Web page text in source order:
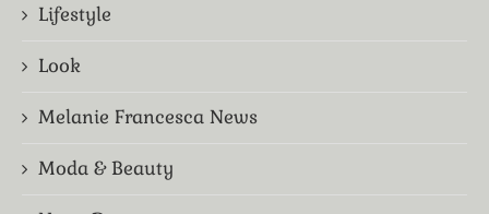
Lifestyle
Look
Melanie Francesca News
Moda & Beauty